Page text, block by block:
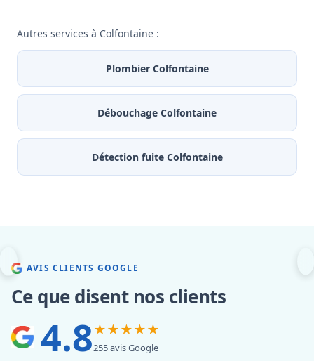
Autres services à Colfontaine :
Plombier Colfontaine
Débouchage Colfontaine
Détection fuite Colfontaine
AVIS CLIENTS GOOGLE
Ce que disent nos clients
4.8★★★★★
255 avis Google